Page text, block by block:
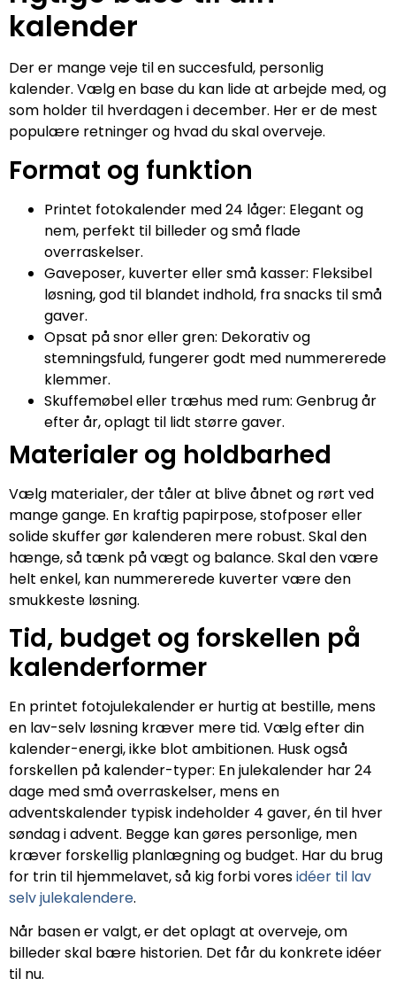
kalender
Der er mange veje til en succesfuld, personlig
kalender. Vælg en base du kan lide at arbejde med, og
som holder til hverdagen i december. Her er de mest
populære retninger og hvad du skal overveje.
Format og funktion
Printet fotokalender med 24 låger: Elegant og
nem, perfekt til billeder og små flade
overraskelser.
Gaveposer, kuverter eller små kasser: Fleksibel
løsning, god til blandet indhold, fra snacks til små
gaver.
Opsat på snor eller gren: Dekorativ og
stemningsfuld, fungerer godt med nummererede
klemmer.
Skuffemøbel eller træhus med rum: Genbrug år
efter år, oplagt til lidt større gaver.
Materialer og holdbarhed
Vælg materialer, der tåler at blive åbnet og rørt ved
mange gange. En kraftig papirpose, stofposer eller
solide skuffer gør kalenderen mere robust. Skal den
hænge, så tænk på vægt og balance. Skal den være
helt enkel, kan nummererede kuverter være den
smukkeste løsning.
Tid, budget og forskellen på
kalenderformer
En printet fotojulekalender er hurtig at bestille, mens
en lav-selv løsning kræver mere tid. Vælg efter din
kalender-energi, ikke blot ambitionen. Husk også
forskellen på kalender-typer: En julekalender har 24
dage med små overraskelser, mens en
adventskalender typisk indeholder 4 gaver, én til hver
søndag i advent. Begge kan gøres personlige, men
kræver forskellig planlægning og budget. Har du brug
for trin til hjemmelavet, så kig forbi voresidéer til lav
selv julekalendere.
Når basen er valgt, er det oplagt at overveje, om
billeder skal bære historien. Det får du konkrete idéer
til nu.